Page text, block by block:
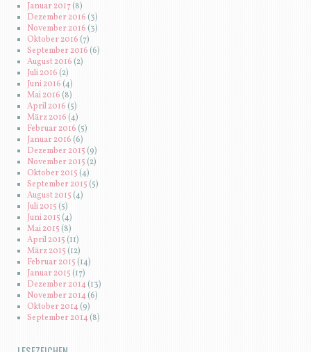
Januar 2017(8)
Dezember 2016 (3)
November 2016 (3)
Oktober 2016(7)
September 2016 (6)
August 2016(2)
Juli 2016(2)
Juni 2016 (4)
Mai 2016 (8)
April 2016(5)
März 2016 (4)
Februar 2016(5)
Januar 2016 (6)
Dezember 2015 (9)
November 2015 (2)
Oktober 2015 (4)
September 2015 (5)
August 2015 (4)
Juli 2015 (5)
Juni 2015 (4)
Mai 2015(8)
April 2015 (11)
März 2015 (12)
Februar 2015 (14)
Januar 2015 (17)
Dezember 2014(13)
November 2014(6)
Oktober 2014(9)
September 2014(8)